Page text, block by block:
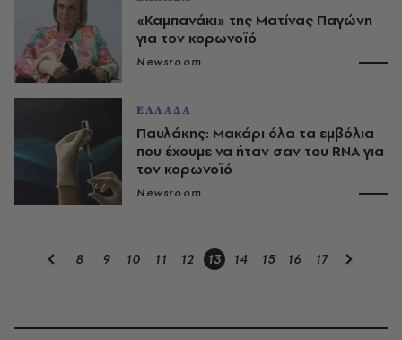
«Καμπανάκι» της Ματίνας Παγώνη
για τον κορωνοϊό
Newsroom
ΕΛΛΑΔΑ
Παυλάκης: Μακάρι όλα τα εμβόλια
που έχουμε να ήταν σαν του RNA για
τον κορωνοϊό
Newsroom
8 9 10 11 12 13 14 15 16 17